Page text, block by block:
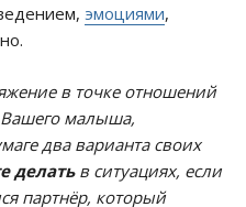
эмоциями,
в точке отношений
Вашего малыша,
два варианта своих
делатьв ситуациях, если
партнёр, который